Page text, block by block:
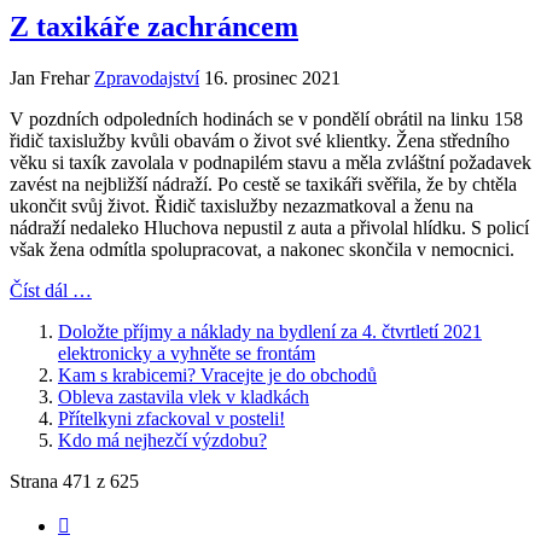
Z taxikáře zachráncem
Jan Frehar Zpravodajství 16. prosinec 2021
V pozdních odpoledních hodinách se v pondělí obrátil na linku 158
řidič taxislužby kvůli obavám o život své klientky. Žena středního
věku si taxík zavolala v podnapilém stavu a měla zvláštní požadavek
zavést na nejbližší nádraží. Po cestě se taxikáři svěřila, že by chtěla
ukončit svůj život. Řidič taxislužby nezazmatkoval a ženu na
nádraží nedaleko Hluchova nepustil z auta a přivolal hlídku. S policí
však žena odmítla spolupracovat, a nakonec skončila v nemocnici.
Číst dál …
Doložte příjmy a náklady na bydlení za 4. čtvrtletí 2021
elektronicky a vyhněte se frontám
Kam s krabicemi? Vracejte je do obchodů
Obleva zastavila vlek v kladkách
Přítelkyni zfackoval v posteli!
Kdo má nejhezčí výzdobu?
Strana 471 z 625